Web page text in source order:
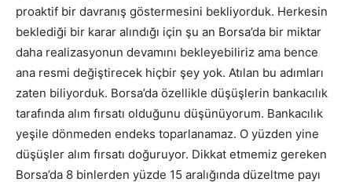
proaktif bir davranış göstermesini bekliyorduk. Herkesin
beklediği bir karar alındığı için şu an Borsa’da bir miktar
daha realizasyonun devamını bekleyebiliriz ama bence
ana resmi değiştirecek hiçbir şey yok. Atılan bu adımları
zaten biliyorduk. Borsa’da özellikle düşüşlerin bankacılık
tarafında alım fırsatı olduğunu düşünüyorum. Bankacılık
yeşile dönmeden endeks toparlanamaz. O yüzden yine
düşüşler alım fırsatı doğuruyor. Dikkat etmemiz gereken
Borsa’da 8 binlerden yüzde 15 aralığında düzeltme payı